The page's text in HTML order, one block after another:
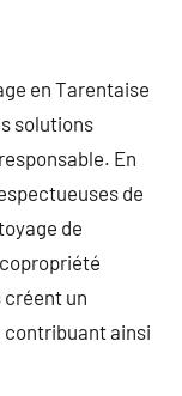
en Tarentaise
solutions
En
de
de
un
contribuant ainsi